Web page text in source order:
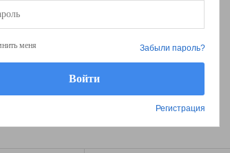
меня
Регистрация
Забыли пароль?